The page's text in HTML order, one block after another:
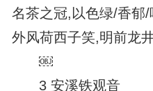
名茶之冠,以色绿/香郁
外风荷西子笑,明前龙
￼
3 安溪铁观音